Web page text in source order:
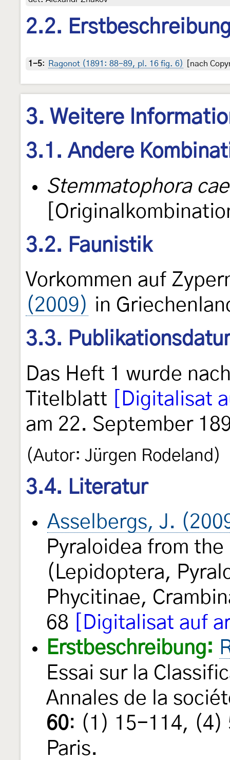
2.2.
1-5: Ragonot (1891: 88-89, pl. 16 fig. 6) [nach
3. Weitere
3.1. Andere
Stemmatophora
3.2. Faunistik
Vorkommen auf
(2009) in
3.3.
Das Heft 1 wurde
Titelblatt
[Digitalisat
am 22. September
(Autor: Jürgen Rodeland)
3.4. Literatur
Asselbergs, J.
Pyraloidea from
(Lepidoptera,
Phycitinae,
68
[Digitalisat auf
Erstbeschreibung:
Essai sur la
Annales de la
60: (1) 15-114, (4)
Paris.